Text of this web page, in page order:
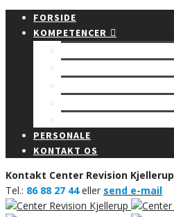
FORSIDE
KOMPETENCER
PERSONALE
KONTAKT OS
Kontakt Center Revision Kjellerup
Tel.: 86 88 27 44eller send e-mail